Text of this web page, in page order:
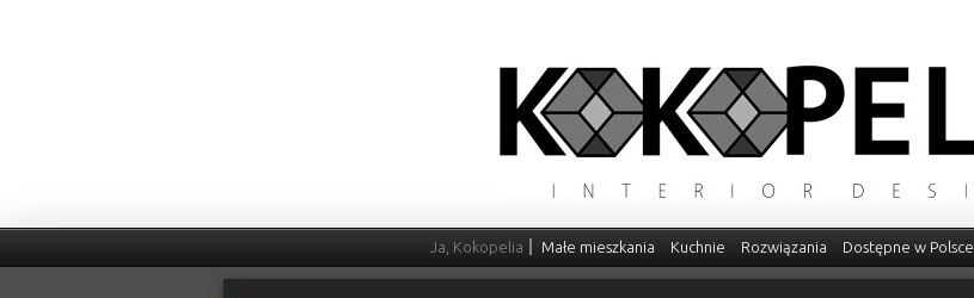
Ja, Kokopelia Małe mieszkania Kuchnie Rozwiązania Dostępne w Polsce